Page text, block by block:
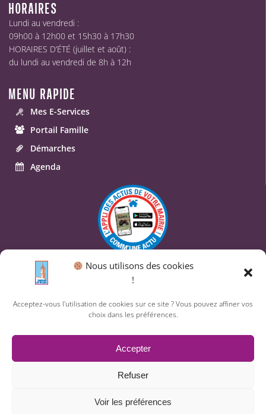
Nous utilisons des cookies
!
Acceptez-vous l'utilisation de cookies sur ce site ? Vous pouvez affiner vos
choix dans les préférences.
Accepter
Refuser
Voir les préférences
HORAIRES
Lundi au vendredi :
09h00 à 12h00 et 15h30 à 17h30
HORAIRES D’ÉTÉ (juillet et août) :
du lundi au vendredi de 8h à 12h
MENU RAPIDE
Mes E-Services
Portail Famille
Démarches
Agenda
© 2026 Commune de Saint-Geniès-des-Mourgues.
Un service proposé par
Comm'un Site
Politique des cookies